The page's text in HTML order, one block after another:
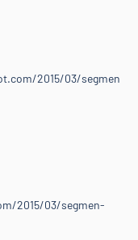
a>)&nbsp;
page<b> "<a
p/bloglist.html"
<b>TOP 3</b>
dalam <a
p/bloglist.html"
a> dan akan
<b><a
"
'15</a></b>.
pada <b>1
i> kawan-
2015/03/segmen
2015/03/segmen-